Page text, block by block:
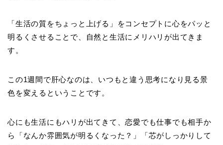
「生活の質をちょっと上げる」をコンセプトに心をパッと
明るくさせることで、自然と生活にメリハリが出てきま
す。
この1週間で肝心なのは、いつもと違う思考になり見る景
色を変えるということです。
心にも生活にもハリが出てきて、恋愛でも仕事でも相手か
ら「なんか雰囲気が明るくなった？」「芯がしっかりして